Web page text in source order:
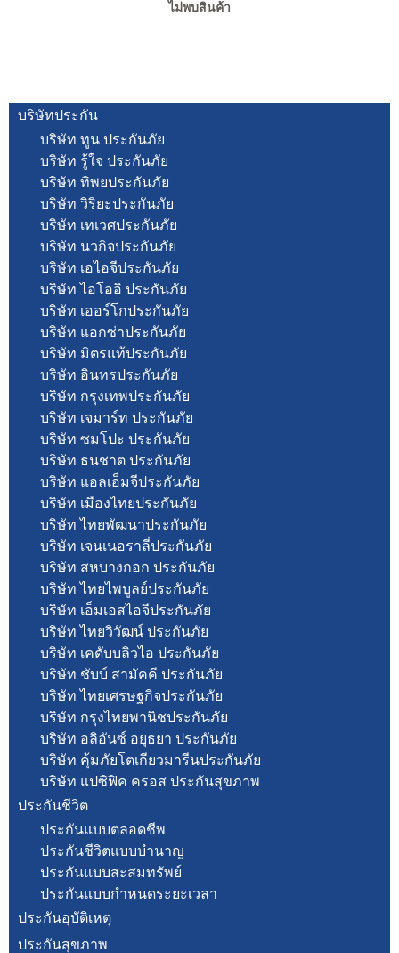
ไม่พบสินค้า
บริษัทประกัน
บริษัท ทูน ประกันภัย
บริษัท รู้ใจ ประกันภัย
บริษัท ทิพยประกันภัย
บริษัท วิริยะประกันภัย
บริษัท เทเวศประกันภัย
บริษัท นวกิจประกันภัย
บริษัท เอไอจีประกันภัย
บริษัท ไอโออิ ประกันภัย
บริษัท เออร์โกประกันภัย
บริษัท แอกซ่าประกันภัย
บริษัท มิตรแท้ประกันภัย
บริษัท อินทรประกันภัย
บริษัท กรุงเทพประกันภัย
บริษัท เจมาร์ท ประกันภัย
บริษัท ซมโปะ ประกันภัย
บริษัท ธนชาต ประกันภัย
บริษัท แอลเอ็มจีประกันภัย
บริษัท เมืองไทยประกันภัย
บริษัท ไทยพัฒนาประกันภัย
บริษัท เจนเนอราลี่ประกันภัย
บริษัท สหบางกอก ประกันภัย
บริษัท ไทยไพบูลย์ประกันภัย
บริษัท เอ็มเอสไอจีประกันภัย
บริษัท ไทยวิวัฒน์ ประกันภัย
บริษัท เคดับบลิวไอ ประกันภัย
บริษัท ชับบ์ สามัคคี ประกันภัย
บริษัท ไทยเศรษฐกิจประกันภัย
บริษัท กรุงไทยพานิชประกันภัย
บริษัท อลิอันซ์ อยุธยา ประกันภัย
บริษัท คุ้มภัยโตเกียวมารีนประกันภัย
บริษัท แปซิฟิค ครอส ประกันสุขภาพ
ประกันชีวิต
ประกันแบบตลอดชีพ
ประกันชีวิตแบบบำนาญ
ประกันแบบสะสมทรัพย์
ประกันแบบกำหนดระยะเวลา
ประกันอุบัติเหตุ
ประกันสุขภาพ